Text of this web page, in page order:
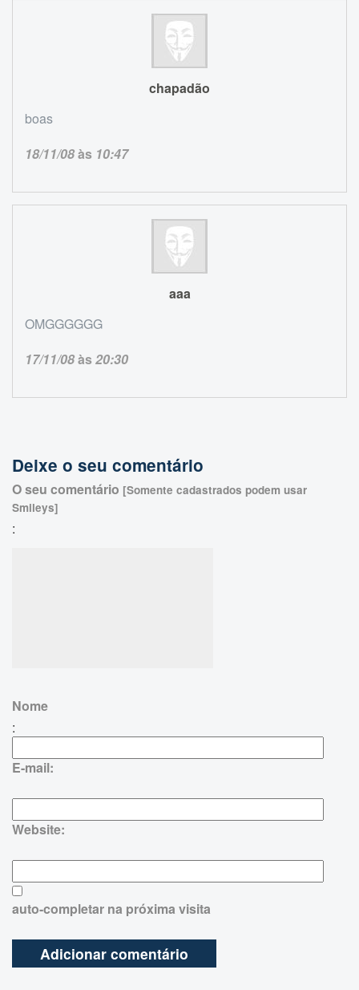
chapadão
boas
18/11/08às 10:47
aaa
OMGGGGGG
17/11/08às20:30
Deixe o seu comentário
O seu comentário [Somente cadastrados podem usar
Smileys]
:
Nome
:
E-mail:
Website:
auto-completar na próxima visita